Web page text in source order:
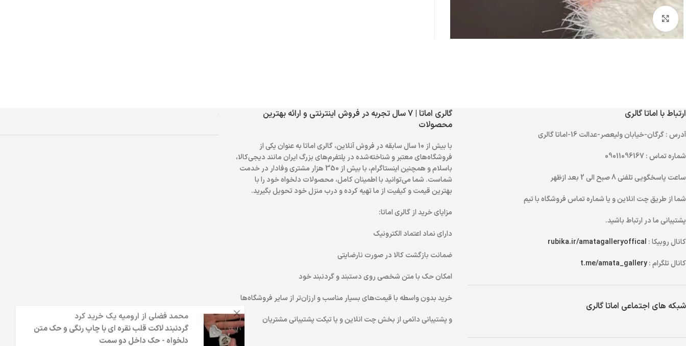
بزرگنمایی تصویر
ارتباط با اماتا گالری
آدرس: گرگان-خیابان ولیعصر-عدالت 16-اماتا گالری
شماره تماس: 09011096167
ساعت پاسخگویی تلفنی
شما از طریقچت انلاینو یاشماره تماسفروشگاه با تیم
پشتیبانی ما در ارتباط باشید.
کانال روبیکا : rubika.ir/amatagalleryoffical
کانال تلگرام :t.me/amata_gallery
شبکه های اجتماعی اماتا گالری
گالری اماتا | 7 سال تجربه در فروش اینترنتی و ارائه بهترین
محصولات
با بیش از 10 سال سابقه در فروش آنلاین، گالری اماتا به عنوان یکی از
فروشگاه‌های معتبر و شناخته‌شده در پلتفرم‌های بزرگ ایران مانند دیجی‌کالا،
باسلام و همچنین اینستاگرام، با بیش از 350 هزار مشتری وفادار در خدمت
شماست. شما می‌توانید با اطمینان کامل، محصولات دلخواه خود را با
بهترین قیمت و کیفیت از ما تهیه کرده و درب منزل خود تحویل بگیرید.
مزایای خرید از گالری اماتا:
دارای نماد اعتماد الکترونیک
ضمانت بازگشت کالا در صورت نارضایتی
امکان حک با متن شخصی روی دستبند و گردنبند خود
خرید بدون واسطه با قیمت‌های بسیار مناسب و ارزان‌تر از سایر فروشگاه‌ها
و پشتیبانی دائمی از بخش چت انلاین و یا تیکت پشتیبانی مشتریان
محمد فضلی از ارومیه یک خرید کرد
گردنبند لاکت قلب نقره ای با چاپ رنگی و حک متن
دلخواه - حک داخل دو‌ سمت